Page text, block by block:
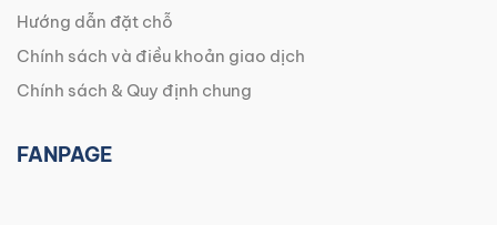
Hướng dẫn đặt chỗ
Chính sách và điều khoản giao dịch
Chính sách & Quy định chung
FANPAGE